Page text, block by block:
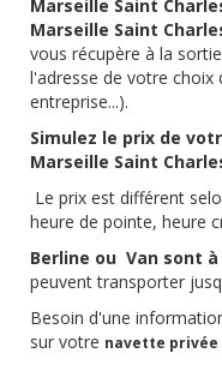
Marseille Saint
Marseille Saint
vous récupère à la
l'adresse de votre choix
entreprise...).
Simulez le prix de
Marseille Saint
Le prix est différent
heure de pointe, heure
Berline ou Van sont
peuvent transporter
Besoin d'une
sur votre navette privée